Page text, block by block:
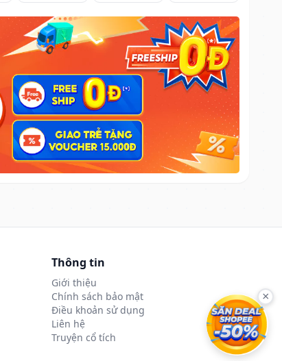
Thông tin
Giới thiệu
Chính sách bảo mật
Điều khoản sử dụng
Liên hệ
Truyện cổ tích
×